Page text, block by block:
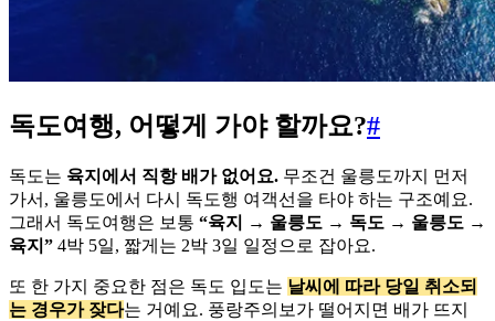
독도여행, 어떻게 가야 할까요?#
독도는 육지에서 직항 배가 없어요. 무조건 울릉도까지 먼저
가서, 울릉도에서 다시 독도행 여객선을 타야 하는 구조예요.
그래서 독도여행은 보통 “육지 → 울릉도 → 독도 → 울릉도 →
육지” 4박 5일, 짧게는 2박 3일 일정으로 잡아요.
또 한 가지 중요한 점은 독도 입도는 날씨에 따라 당일 취소되
는 경우가 잦다는 거예요. 풍랑주의보가 떨어지면 배가 뜨지